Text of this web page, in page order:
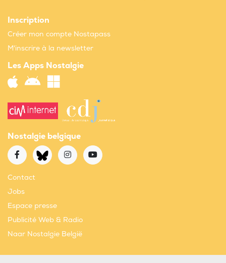
Inscription
Créer mon compte Nostapass
M'inscrire à la newsletter
Les Apps Nostalgie
Nostalgie belgique
Contact
Jobs
Espace presse
Publicité Web & Radio
Naar Nostalgie België